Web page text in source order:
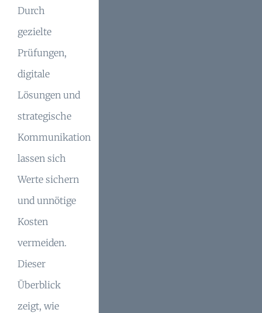
Durch
gezielte
Prüfungen,
digitale
Lösungen und
strategische
Kommunikation
lassen sich
Werte sichern
und unnötige
Kosten
vermeiden.
Dieser
Überblick
zeigt, wie